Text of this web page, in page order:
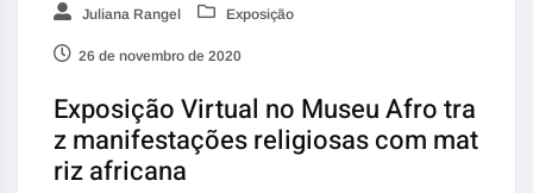
Juliana Rangel Exposição
26 de novembro de 2020
Exposição Virtual no Museu Afro tra
z manifestações religiosas com mat
riz africana